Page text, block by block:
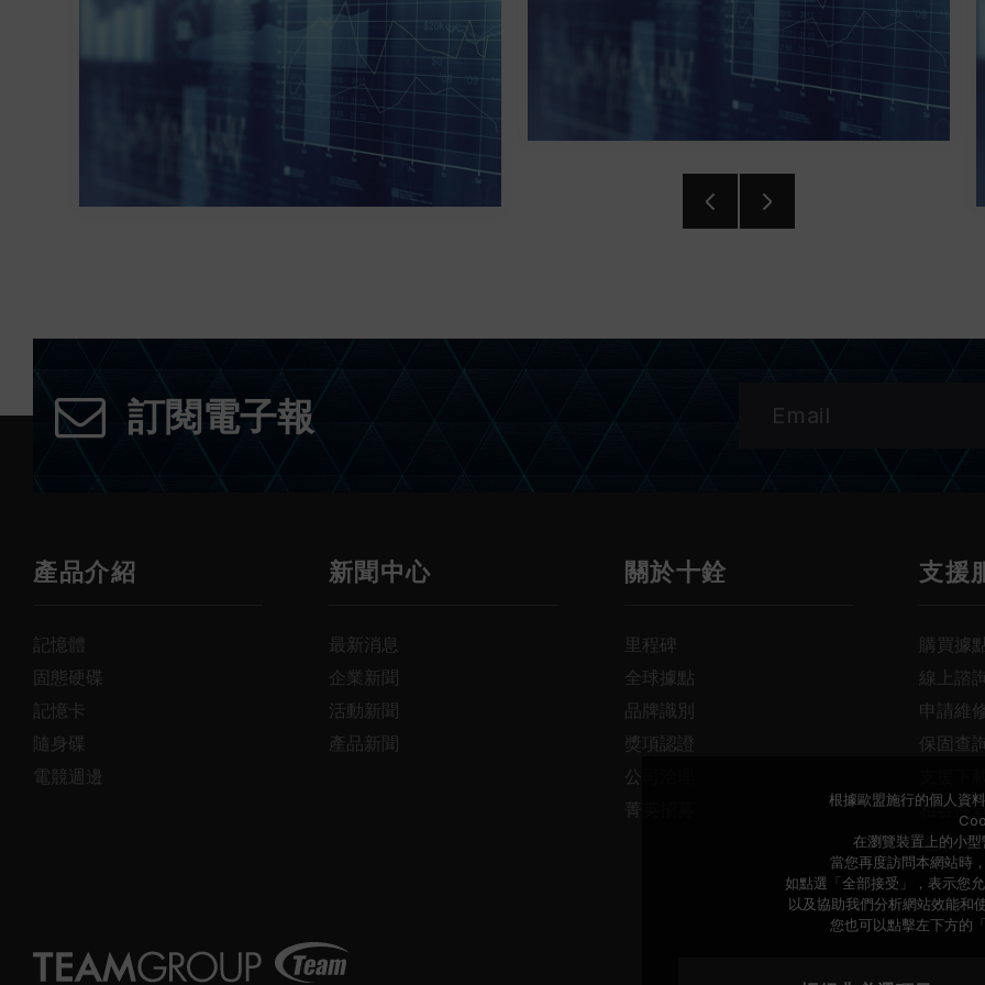
訂閱電子報
產品介紹
記憶體
固態硬碟
記憶卡
隨身碟
電競週邊
新聞中心
最新消息
企業新聞
活動新聞
產品新聞
關於十銓
里程碑
全球據點
品牌識別
獎項認證
公司治理
菁英招募
支援
購買據
線上諮
申請維
保固查
相容性
經銷商
根據歐盟施行的個人資
在瀏覽裝置上的小
當您再度訪問本網站時
如點選「全部接受」，表示您
以及協助我們分析網站效能和
您也可以點擊左下方的